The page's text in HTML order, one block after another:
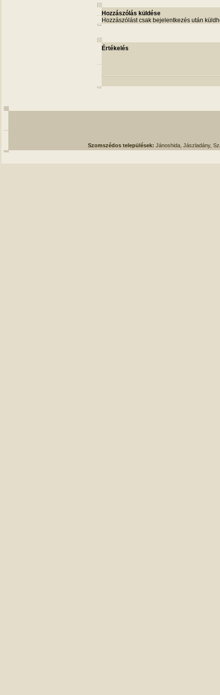
Hozzászólás küldése
Hozzászólást csak bejelentkezés után
Értékelés
Szomszédos települések: Jánoshida, Jászladány,